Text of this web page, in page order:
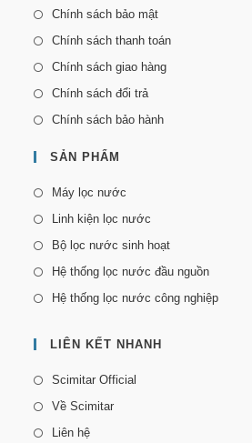
Chính sách bảo mật
Chính sách thanh toán
Chính sách giao hàng
Chính sách đổi trả
Chính sách bảo hành
SẢN PHẨM
Máy lọc nước
Linh kiện lọc nước
Bộ lọc nước sinh hoạt
Hệ thống lọc nước đầu nguồn
Hệ thống lọc nước công nghiệp
LIÊN KẾT NHANH
Scimitar Official
Về Scimitar
Liên hệ